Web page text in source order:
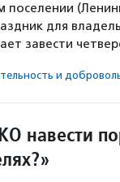
поселении
для
завести
и
навести